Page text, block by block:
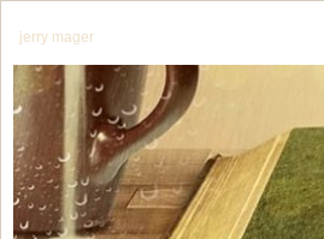
jerry mager